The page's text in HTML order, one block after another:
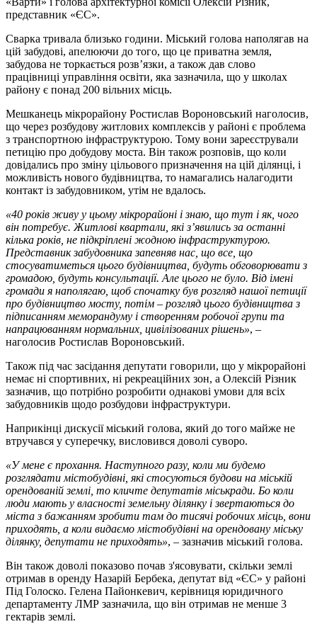
представник «ЄС».
Сварка тривала близько години. Міський голова наполягав на
цій забудові, апелюючи до того, що це приватна земля,
забудова не торкається розв’язки, а також дав слово
працівниці управління освіти, яка зазначила, що у школах
району є понад 200 вільних місць.
Мешканець мікрорайону Ростислав Вороновський наголосив,
що через розбудову житлових комплексів у районі є проблема
з транспортною інфраструктурою. Тому вони зареєстрували
петицію про добудову моста. Він також розповів, що коли
довідались про зміну цільового призначення на цій ділянці, і
можливість нового будівництва, то намагались налагодити
контакт із забудовником, утім не вдалось.
«40 років живу у цьому мікрорайоні і знаю, що тут і як, чого
він потребує. Житлові квартали, які з’явились за останні
кілька років, не підкріплені жодною інфраструктурою.
Представник забудовника запевняв нас, що все, що
стосуватиметься цього будівництва, будуть обговорювати з
громадою, будуть консультації. Але цього не було. Від імені
громади я наполягаю, щоб спочатку був розгляд нашої петиції
про будівництво мосту, потім – розгляд цього будівництва з
підписанням меморандуму і створенням робочої групи та
напрацюванням нормальних, цивілізованих рішень», –
наголосив Ростислав Вороновський.
Також під час засідання депутати говорили, що у мікрорайоні
немає ні спортивних, ні рекреаційних зон, а Олексій Різник
зазначив, що потрібно розробити однакові умови для всіх
забудовників щодо розбудови інфраструктури.
Наприкінці дискусії міський голова, який до того майже не
втручався у суперечку, висловився доволі суворо.
«У мене є прохання. Наступного разу, коли ми будемо
розглядати містобудівні, які стосуються будови на міській
орендованій землі, то кличте депутатів міськради. Бо коли
люди мають у власності земельну ділянку і звертаються до
міста з бажанням зробити там до тисячі робочих місць, вони
приходять, а коли видаємо містобудівні на орендовану міську
ділянку, депутати не приходять», – зазначив міський голова.
Він також доволі показово почав з'ясовувати, скільки землі
отримав в оренду Назарій Бербека, депутат від «ЄС» у районі
Під Голоско. Гелена Пайонкевич, керівниця юридичного
департаменту ЛМР зазначила, що він отримав не менше 3
гектарів землі.